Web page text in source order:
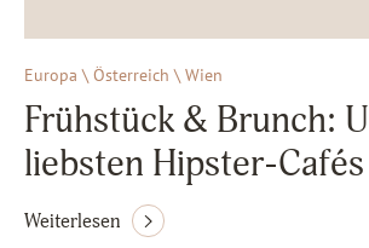
Europa \ Österreich \ Wien
Frühstück & Brunch:
liebsten Hipster-
Weiterlesen